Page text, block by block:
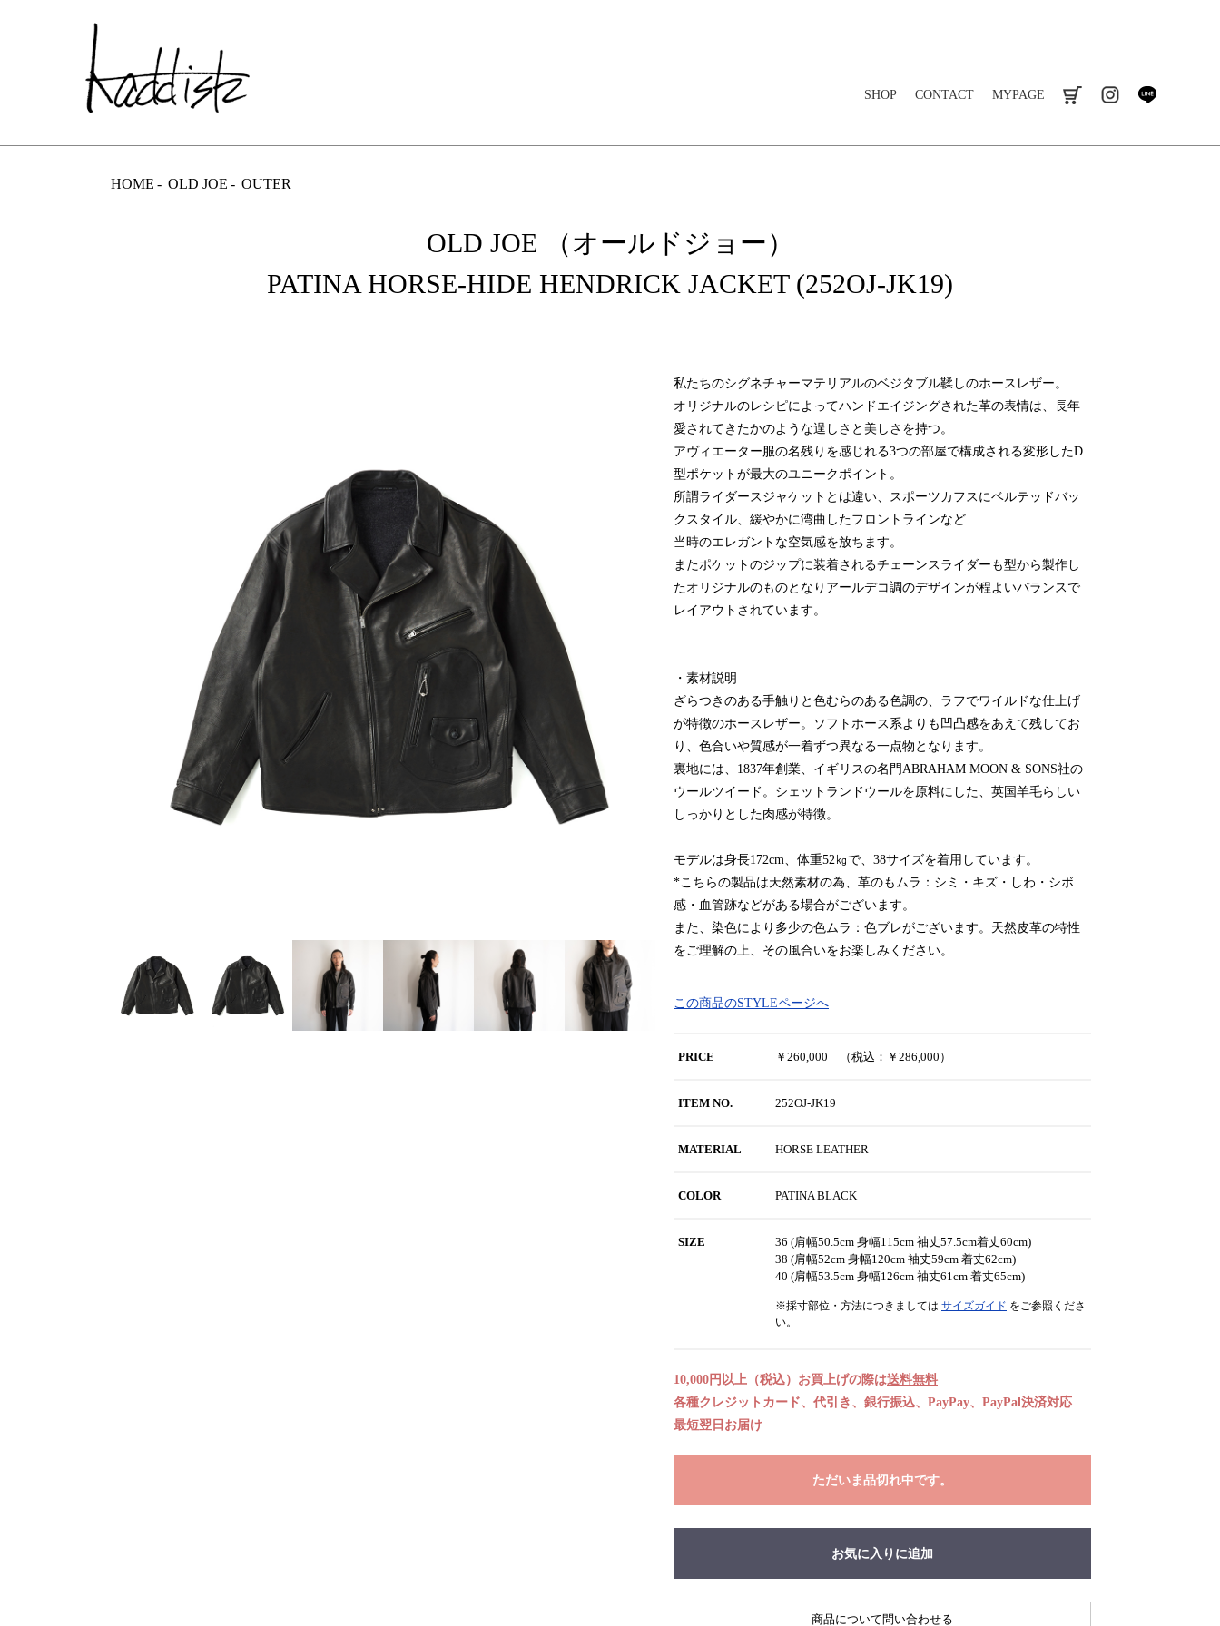
SHOP CONTACT MYPAGE instagram
HOME OLD JOE OUTER
OLD JOE （オールドジョー）
PATINA HORSE-HIDE HENDRICK JACKET (252OJ-JK19)
私たちのシグネチャーマテリアルのベジタブル鞣しのホースレザー。
オリジナルのレシピによってハンドエイジングされた革の表情は、長年
愛されてきたかのような逞しさと美しさを持つ。
アヴィエーター服の名残りを感じれる3つの部屋で構成される変形したD
型ポケットが最大のユニークポイント。
所謂ライダースジャケットとは違い、スポーツカフスにベルテッドバッ
クスタイル、緩やかに湾曲したフロントラインなど
当時のエレガントな空気感を放ちます。
またポケットのジップに装着されるチェーンスライダーも型から製作し
たオリジナルのものとなりアールデコ調のデザインが程よいバランスで
レイアウトされています。
・素材説明
ざらつきのある手触りと色むらのある色調の、ラフでワイルドな仕上げ
が特徴のホースレザー。ソフトホース系よりも凹凸感をあえて残してお
り、色合いや質感が一着ずつ異なる一点物となります。
裏地には、1837年創業、イギリスの名門ABRAHAM MOON & SONS社の
ウールツイード。シェットランドウールを原料にした、英国羊毛らしい
しっかりとした肉感が特徴。
モデルは身長172cm、体重52㎏で、38サイズを着用しています。
*こちらの製品は天然素材の為、革のもムラ：シミ・キズ・しわ・シボ
感・血管跡などがある場合がございます。
また、染色により多少の色ムラ：色ブレがございます。天然皮革の特性
をご理解の上、その風合いをお楽しみください。
この商品のSTYLEページへ
PRICE ￥260,000 （税込：￥286,000）
ITEM NO. 252OJ-JK19
MATERIAL HORSE LEATHER
COLOR PATINA BLACK
SIZE
36 (肩幅50.5cm 身幅115cm 袖丈57.5cm着丈60cm)
38 (肩幅52cm 身幅120cm 袖丈59cm 着丈62cm)
40 (肩幅53.5cm 身幅126cm 袖丈61cm 着丈65cm)
※採寸部位・方法につきましては サイズガイド をご参照くださ
い。
10,000円以上（税込）お買上げの際は送料無料
各種クレジットカード、代引き、銀行振込、PayPay、PayPal決済対応
最短翌日お届け
ただいま品切れ中です。
お気に入りに追加
商品について問い合わせる